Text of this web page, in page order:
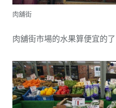
肉舖街
肉舖街市場的水果算便宜的了